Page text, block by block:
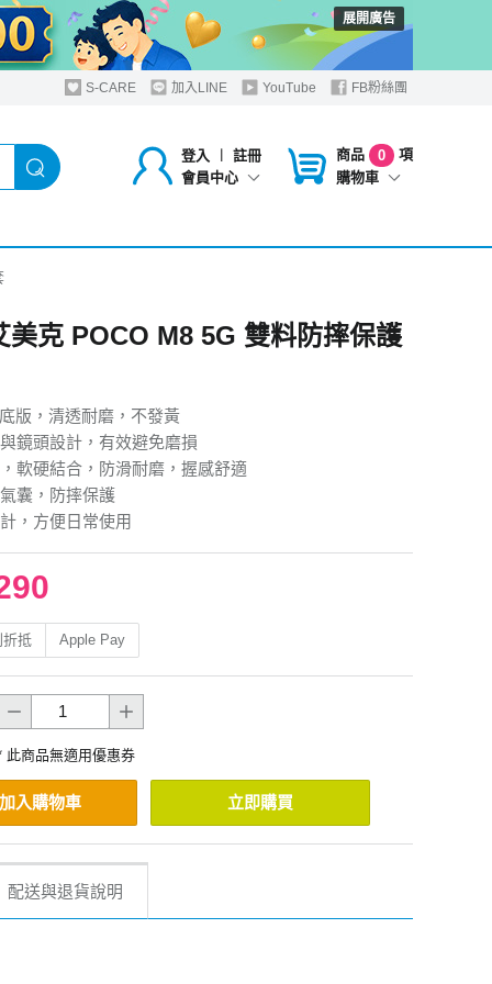
展開廣告
S-CARE 加入LINE YouTube FB粉絲團
登入 ︱
註冊
會員中心
商品 0
項
購物車
美克 POCO M8 5G 雙料防摔保護
版，清透耐磨，不發黃
鏡頭設計，有效避免磨損
軟硬結合，防滑耐磨，握感舒適
囊，防摔保護
，方便日常使用
抵 Apple Pay
此商品無適用優惠券
加入購物車 立即購買
配送與退貨說明